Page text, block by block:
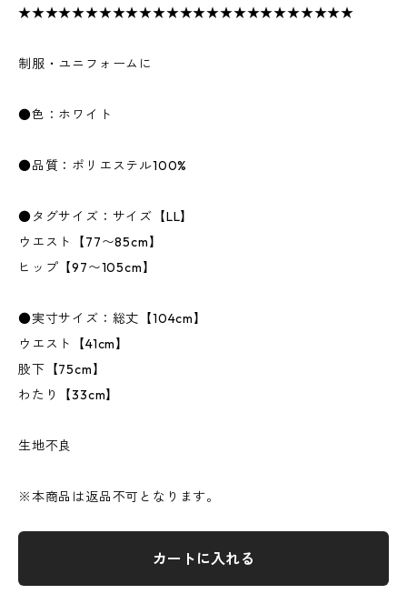
★★★★★★★★★★★★★★★★★★★★★★★★★
制服・ユニフォームに
●色：ホワイト
●品質：ポリエステル100%
●タグサイズ：サイズ【LL】
ウエスト【77〜85cm】
ヒップ【97〜105cm】
●実寸サイズ：総丈【104cm】
ウエスト【41cm】
股下【75cm】
わたり【33cm】
生地不良
※本商品は返品不可となります。
カートに入れる